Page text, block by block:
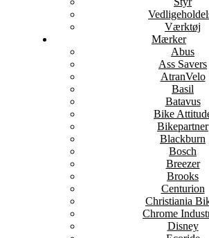
Værktøj
Mærker
Abus
Ass Savers
AtranVelo
Basil
Batavus
Bike
Bikepartner
Blackburn
Bosch
Breezer
Brooks
Centurion
Christiania
Chrome
Disney